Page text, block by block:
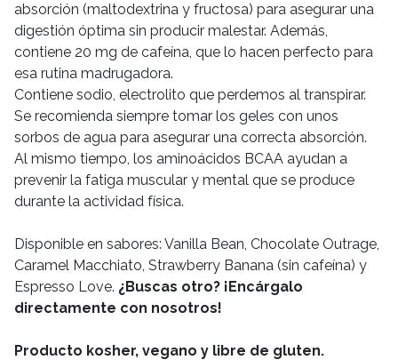
absorción (maltodextrina y fructosa) para asegurar una
digestión óptima sin producir malestar. Además,
contiene 20 mg de cafeína, que lo hacen perfecto para
esa rutina madrugadora.
Contiene sodio, electrolito que perdemos al transpirar.
Se recomienda siempre tomar los geles con unos
sorbos de agua para asegurar una correcta absorción.
Al mismo tiempo, los aminoácidos BCAA ayudan a
prevenir la fatiga muscular y mental que se produce
durante la actividad física.
Disponible en sabores: Vanilla Bean, Chocolate Outrage,
Caramel Macchiato, Strawberry Banana (sin cafeína) y
Espresso Love. ¿Buscas otro? ¡Encárgalo
directamente con nosotros!
Producto kosher, vegano y libre de gluten.